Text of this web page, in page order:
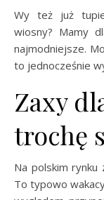
Wy też już tupiecie nóżką w oczekiwaniu prawdziwej
wiosny? Mamy
najmodniejsze.
to jednocześnie
Zaxy
trochę
Na polskim rynku
To typowo